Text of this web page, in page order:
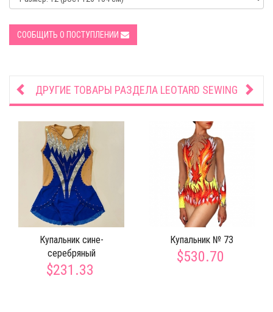
СООБЩИТЬ О ПОСТУПЛЕНИИ
ДРУГИЕ ТОВАРЫ РАЗДЕЛА LEOTARD SEWING
Купальник сине-
серебряный
$231.33
Купальник № 73
$530.70